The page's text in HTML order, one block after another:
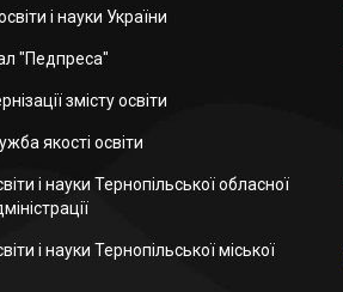
і науки України
"Педпреса"
змісту освіти
якості освіти
і науки Тернопільської обласної
і науки Тернопільської міської